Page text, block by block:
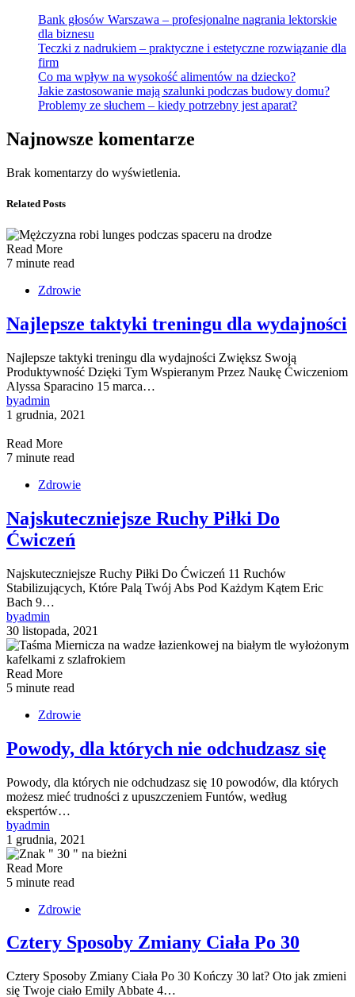
Bank głosów Warszawa – profesjonalne nagrania lektorskie
dla biznesu
Teczki z nadrukiem – praktyczne i estetyczne rozwiązanie dla
firm
Co ma wpływ na wysokość alimentów na dziecko?
Jakie zastosowanie mają szalunki podczas budowy domu?
Problemy ze słuchem – kiedy potrzebny jest aparat?
Najnowsze komentarze
Brak komentarzy do wyświetlenia.
Related Posts
Read More
7 minute read
Zdrowie
Najlepsze taktyki treningu dla wydajności
Najlepsze taktyki treningu dla wydajności Zwiększ Swoją
Produktywność Dzięki Tym Wspieranym Przez Naukę Ćwiczeniom
Alyssa Sparacino 15 marca…
byadmin
1 grudnia, 2021
Read More
7 minute read
Zdrowie
Najskuteczniejsze Ruchy Piłki Do
Ćwiczeń
Najskuteczniejsze Ruchy Piłki Do Ćwiczeń 11 Ruchów
Stabilizujących, Które Palą Twój Abs Pod Każdym Kątem Eric
Bach 9…
byadmin
30 listopada, 2021
Read More
5 minute read
Zdrowie
Powody, dla których nie odchudzasz się
Powody, dla których nie odchudzasz się 10 powodów, dla których
możesz mieć trudności z upuszczeniem Funtów, według
ekspertów…
byadmin
1 grudnia, 2021
Read More
5 minute read
Zdrowie
Cztery Sposoby Zmiany Ciała Po 30
Cztery Sposoby Zmiany Ciała Po 30 Kończy 30 lat? Oto jak zmieni
się Twoje ciało Emily Abbate 4…